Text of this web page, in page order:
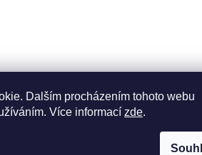
Dalším procházením tohoto webu
Více informací zde.